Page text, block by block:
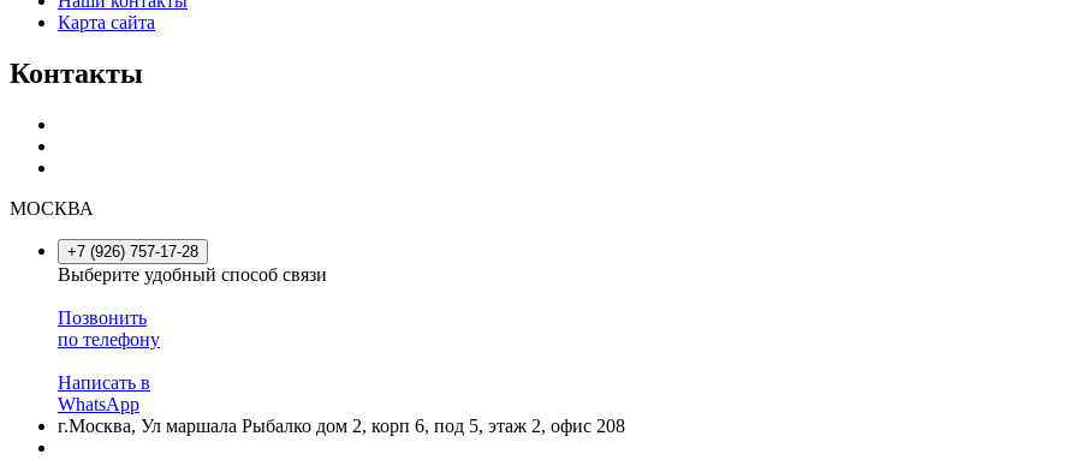
Карта сайта
Контакты
МОСКВА
+7 (926) 757-17-28
Выберите удобный способ связи
Позвонить
по телефону
Написать в
WhatsApp
г.Москва, Ул маршала Рыбалко дом 2, корп 6, под 5, этаж 2, офис 208